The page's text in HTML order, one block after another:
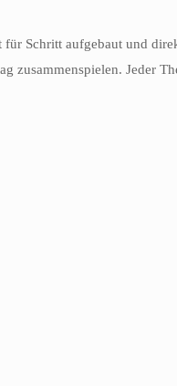
für Schritt aufgebaut und
zusammenspielen. Jeder